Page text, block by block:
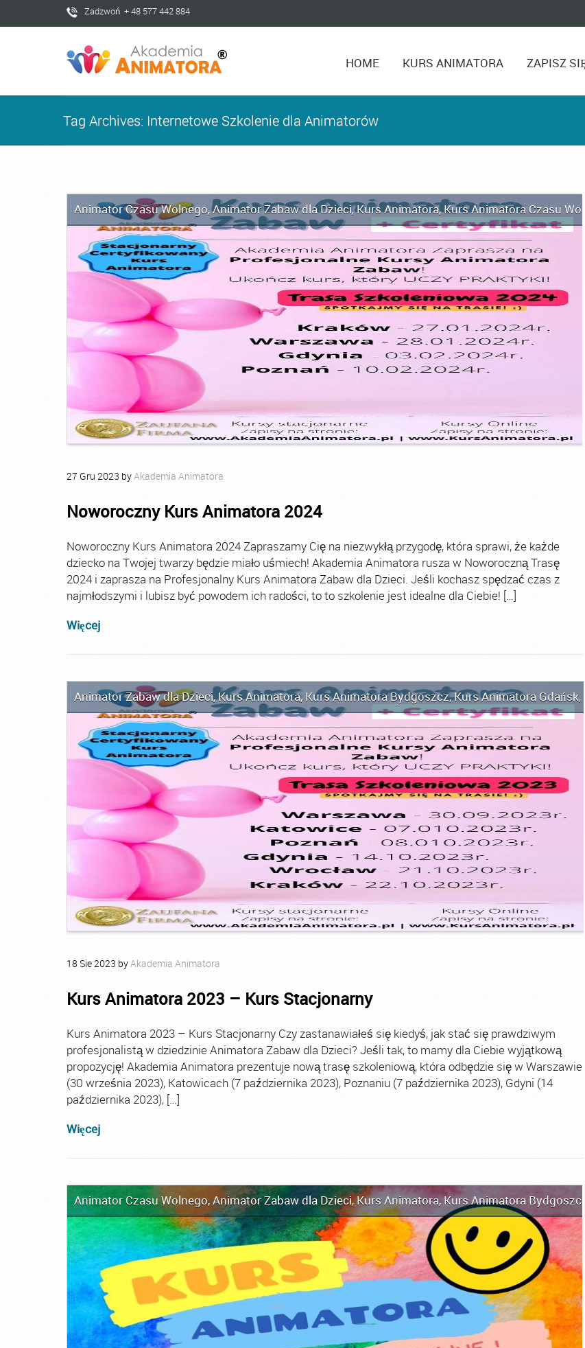
Zadzwoń + 48 577 442 884
HOME KURS ANIMATORA ZAPISZ
Tag Archives: Internetowe Szkolenie dla Animatorów
Animator Czasu Wolnego,Animator Zabaw dla Dzieci,Kurs Animatora,Kurs Animatora Czasu
27 Gru 2023 byAkademia Animatora
Noworoczny Kurs Animatora 2024
Noworoczny Kurs Animatora 2024 Zapraszamy Cię na niezwykłą przygodę, która sprawi, że każde
dziecko na Twojej twarzy będzie miało uśmiech! Akademia Animatora rusza w Noworoczną Trasę
2024 i zaprasza na Profesjonalny Kurs Animatora Zabaw dla Dzieci. Jeśli kochasz spędzać czas z
najmłodszymi i lubisz być powodem ich radości, to to szkolenie jest idealne dla Ciebie! […]
Więcej
Animator Zabaw dla Dzieci,Kurs Animatora, Kurs Animatora Bydgoszcz,Kurs Animatora Gdańsk,
18 Sie2023 byAkademia Animatora
Kurs Animatora 2023 – Kurs Stacjonarny
Kurs Animatora 2023 – Kurs Stacjonarny Czy zastanawiałeś się kiedyś, jak stać się prawdziwym
profesjonalistą w dziedzinie Animatora Zabaw dla Dzieci? Jeśli tak, to mamy dla Ciebie wyjątkową
propozycję! Akademia Animatora prezentuje nową trasę szkoleniową, która odbędzie się w Warszawie
(30 września 2023), Katowicach (7 października 2023), Poznaniu (7 października 2023), Gdyni (14
października 2023), […]
Więcej
Animator Czasu Wolnego,Animator Zabaw dla Dzieci,Kurs Animatora,Kurs Animatora Bydgoszcz